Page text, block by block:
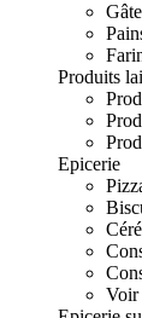
Produits
Epicerie
Voir